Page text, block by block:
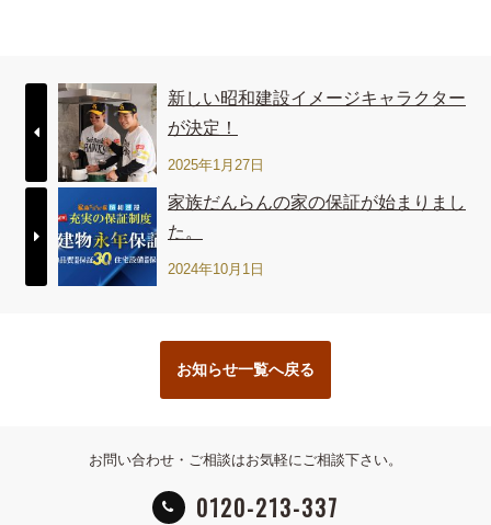
新しい昭和建設イメージキャラクター
が決定！
2025年1月27日
家族だんらんの家の保証が始まりまし
た。
2024年10月1日
お知らせ一覧へ戻る
お問い合わせ・ご相談はお気軽にご相談下さい。
0120-213-337